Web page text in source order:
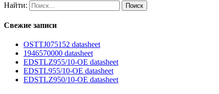
Найти:
Свежие записи
OSTTJ075152 datasheet
1946570000 datasheet
EDSTLZ955/10-OE datasheet
EDSTL955/10-OE datasheet
EDSTLZ950/10-OE datasheet